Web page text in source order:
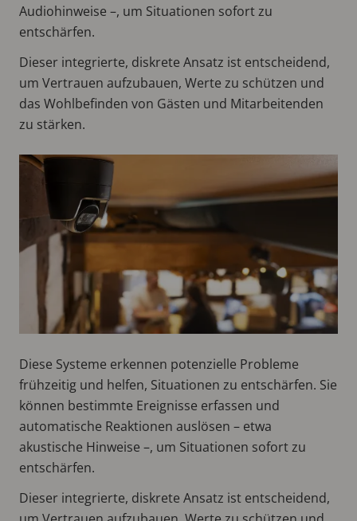
Audiohinweise –, um Situationen sofort zu
entschärfen.
Dieser integrierte, diskrete Ansatz ist entscheidend,
um Vertrauen aufzubauen, Werte zu schützen und
das Wohlbefinden von Gästen und Mitarbeitenden
zu stärken.
Diese Systeme erkennen potenzielle Probleme
frühzeitig und helfen, Situationen zu entschärfen. Sie
können bestimmte Ereignisse erfassen und
automatische Reaktionen auslösen – etwa
akustische Hinweise –, um Situationen sofort zu
entschärfen.
Dieser integrierte, diskrete Ansatz ist entscheidend,